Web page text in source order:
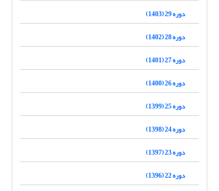
دوره 29 (1403)
دوره 28 (1402)
دوره 27 (1401)
دوره 26 (1400)
دوره 25 (1399)
دوره 24 (1398)
دوره 23 (1397)
دوره 22 (1396)